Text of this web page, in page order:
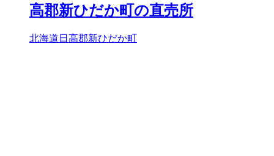
高郡新ひだか町の直売所
北海道日高郡新ひだか町